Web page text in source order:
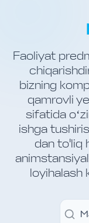
Faoliyat
bizning
qamrovli
sifatida
ishga
dan to'liq